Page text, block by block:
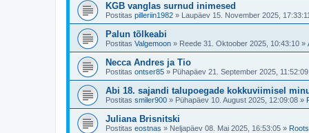
KGB vanglas surnud inimesed
Postitas pilleriin1982 » Laupäev 15. November 2025, 17:33:11
Palun tõlkeabi
Postitas Valgemoon » Reede 31. Oktoober 2025, 10:43:10 »
Necca Andres ja Tio
Postitas ontser85 » Pühapäev 21. September 2025, 11:52:09
Abi 18. sajandi talupoegade kokkuviimisel
Postitas smiler900 » Pühapäev 10. August 2025, 12:09:08 »
Juliana Brisnitski
Postitas eostnas » Neljapäev 08. Mai 2025, 16:53:05 »